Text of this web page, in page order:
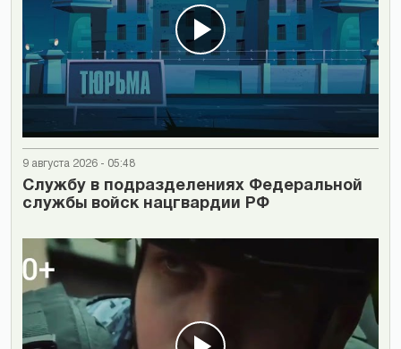
9 августа 2026 - 05:48
Cлужбу в подразделениях Федеральной
службы войск нацгвардии РФ